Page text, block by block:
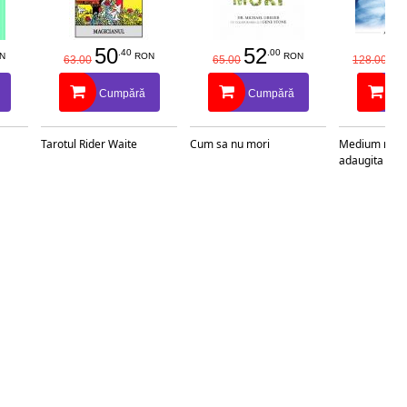
63.00 50 .40 RON
Cumpără
Tarotul Rider Waite
65.00 52 .00 RON
Cumpără
Cum sa nu mori
128.00
Medium
adaugita si